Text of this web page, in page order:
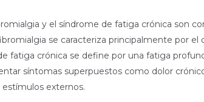
y el síndrome de fatiga crónica son
se caracteriza principalmente por
fatiga crónica se define por una fatiga
síntomas superpuestos como dolor
estímulos externos.